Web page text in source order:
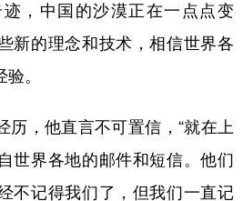
，中国的沙漠正在一点点变
新的理念和技术，相信世界各
。
，他直言不可置信，“就在上
世界各地的邮件和短信。他们
不记得我们了，但我们一直记